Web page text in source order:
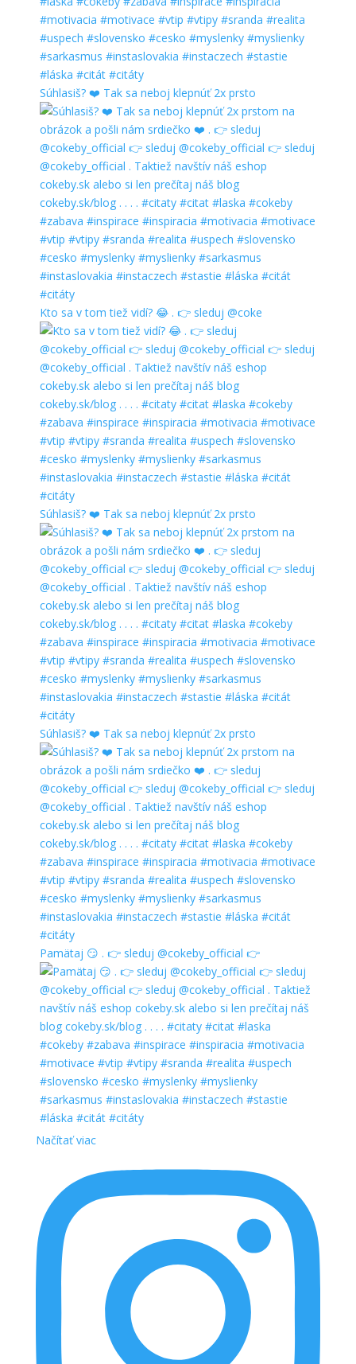
Súhlasiš? ❤️ Tak sa neboj klepnúť 2x prsto
Kto sa v tom tiež vidí? 😂 . 👉 sleduj @coke
Súhlasiš? ❤️ Tak sa neboj klepnúť 2x prsto
Súhlasiš? ❤️ Tak sa neboj klepnúť 2x prsto
Pamätaj 😏 . 👉 sleduj @cokeby_official 👉
Načítať viac